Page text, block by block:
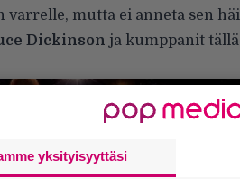
mutta ei anneta sen
Dickinson ja kumppanit
yksityisyyttäsi